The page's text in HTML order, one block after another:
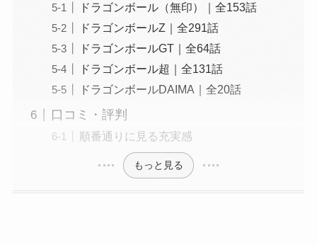
ドラゴンボール（無印）｜全153話
ドラゴンボールZ｜全291話
ドラゴンボールGT｜全64話
ドラゴンボール超｜全131話
ドラゴンボールDAIMA｜全20話
口コミ・評判
順番通りに見る充実感
もっと見る